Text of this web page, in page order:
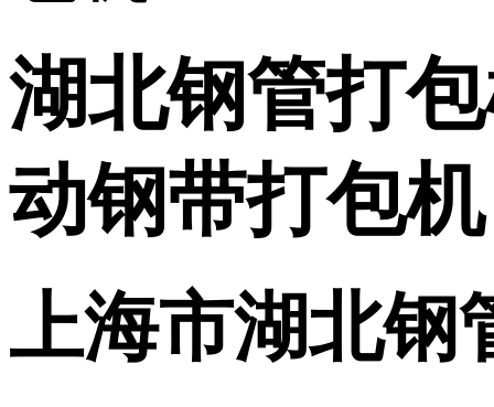
湖北钢管打
动钢带打包机
上海市湖北钢